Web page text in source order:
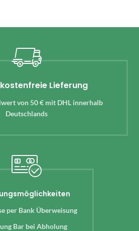
Lieferung
von 50 € mit DHL innerhalb
Deutschlands
per Bank Überweisung
Bar bei Abholung